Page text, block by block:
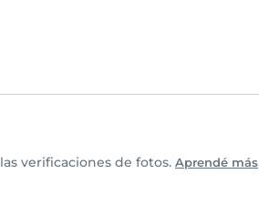
verificaciones de fotos. Aprendé más